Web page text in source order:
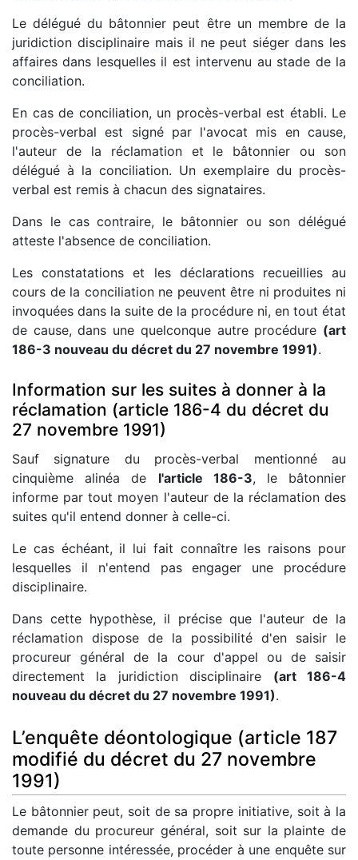
Le délégué du bâtonnier peut être un membre de la
juridiction disciplinaire mais il ne peut siéger dans les
affaires dans lesquelles il est intervenu au stade de la
conciliation.
En cas de conciliation, un procès-verbal est établi. Le
procès-verbal est signé par l'avocat mis en cause,
l'auteur de la réclamation et le bâtonnier ou son
délégué à la conciliation. Un exemplaire du procès-
verbal est remis à chacun des signataires.
Dans le cas contraire, le bâtonnier ou son délégué
atteste l'absence de conciliation.
Les constatations et les déclarations recueillies au
cours de la conciliation ne peuvent être ni produites ni
invoquées dans la suite de la procédure ni, en tout état
de cause, dans une quelconque autre procédure (art
186-3 nouveau du décret du 27 novembre 1991).
Information sur les suites à donner à la
réclamation (article 186-4 du décret du
27 novembre 1991)
Sauf signature du procès-verbal mentionné au
cinquième alinéa de l'article 186-3, le bâtonnier
informe par tout moyen l'auteur de la réclamation des
suites qu'il entend donner à celle-ci.
Le cas échéant, il lui fait connaître les raisons pour
lesquelles il n'entend pas engager une procédure
disciplinaire.
Dans cette hypothèse, il précise que l'auteur de la
réclamation dispose de la possibilité d'en saisir le
procureur général de la cour d'appel ou de saisir
directement la juridiction disciplinaire (art 186-4
nouveau du décret du 27 novembre 1991).
L’enquête déontologique (article 187
modifié du décret du 27 novembre
1991)
Le bâtonnier peut, soit de sa propre initiative, soit à la
demande du procureur général, soit sur la plainte de
toute personne intéressée, procéder à une enquête sur